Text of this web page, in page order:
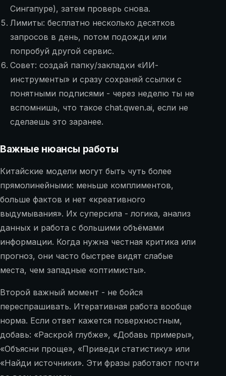
Сингапуре), затем проверь снова.
Лимиты: бесплатно несколько десятков
запросов в день, потом подожди или
попробуй другой сервис.
Совет: создай папку/закладки «ИИ-
инструменты» и сразу сохраняй ссылки с
понятными подписями - через неделю ты не
вспомнишь, что такое chat.qwen.ai, если не
сделаешь это заранее.
Важные нюансы работы
Китайские модели могут быть чуть более
прямолинейными: меньше комплиментов,
больше фактов и нет «креативного
выдумывания». Их суперсила - логика, анализ
данных и работа с большими объёмами
информации. Когда нужна честная критика или
прогноз, они часто быстрее видят слабые
места, чем западные «оптимисты».
Второй важный момент - не бойся
переспрашивать. Итеративная работа вообще
норма. Если ответ кажется поверхностным,
добавь: «Раскрой глубже», «Добавь примеры»,
«Объясни проще», «Приведи статистику» или
«Найди источники». Эти фразы работают почти